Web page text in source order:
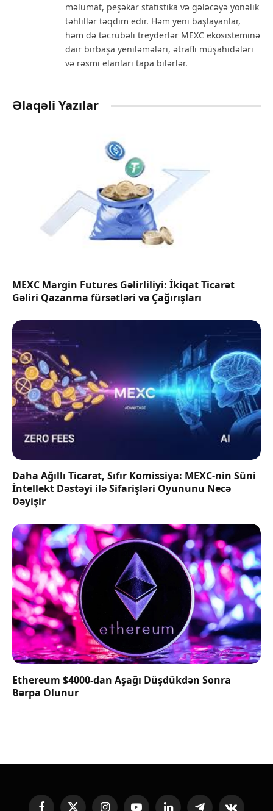
məlumat, peşəkar statistika və gələcəyə yönəlik
təhlillər təqdim edir. Həm yeni başlayanlar,
həm də təcrübəli treyderlər MEXC ekosisteminə
dair birbaşa yeniləmələri, ətraflı müşahidələri
və rəsmi elanları tapa bilərlər.
Əlaqəli Yazılar
MEXC Margin Futures Gəlirliliyi: İkiqat Ticarət
Gəliri Qazanma fürsətləri və Çağırışları
Daha Ağıllı Ticarət, Sıfır Komissiya: MEXC-nin Süni
İntellekt Dəstəyi ilə Sifarişləri Oyununu Necə
Dəyişir
Ethereum $4000-dan Aşağı Düşdükdən Sonra
Bərpa Olunur